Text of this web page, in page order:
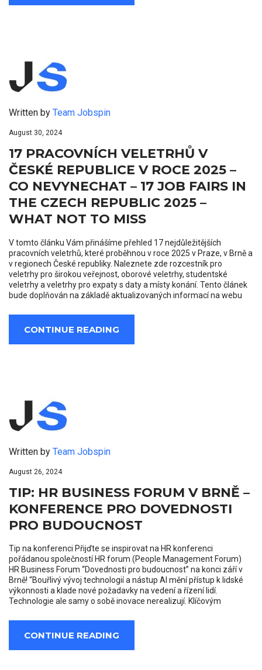
Written by Team Jobspin
August 30, 2024
17 PRACOVNÍCH VELETRHŮ V
ČESKÉ REPUBLICE V ROCE 2025 –
CO NEVYNECHAT – 17 JOB FAIRS IN
THE CZECH REPUBLIC 2025 –
WHAT NOT TO MISS
V tomto článku Vám přinášíme přehled 17 nejdůležitějších
pracovních veletrhů, které proběhnou v roce 2025 v Praze, v Brně a
v regionech České republiky. Naleznete zde rozcestník pro
veletrhy pro širokou veřejnost, oborové veletrhy, studentské
veletrhy a veletrhy pro expaty s daty a místy konání. Tento článek
bude doplňován na základě aktualizovaných informací na webu
CONTINUE READING
Written by Team Jobspin
August 26, 2024
TIP: HR BUSINESS FORUM V BRNĚ –
KONFERENCE PRO DOVEDNOSTI
PRO BUDOUCNOST
Tip na konferenci Přijďte se inspirovat na HR konferenci
pořádanou společností HR forum (People Management Forum)
HR Business Forum “Dovednosti pro budoucnost” na konci září v
Brně! “Bouřlivý vývoj technologií a nástup AI mění přístup k lidské
výkonnosti a klade nové požadavky na vedení a řízení lidí.
Technologie ale samy o sobě inovace nerealizují. Klíčovým
CONTINUE READING